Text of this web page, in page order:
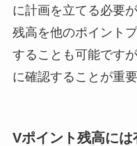
に計画を立てる必要
残高を他のポイント
することも可能です
に確認することが重要
Vポイント残高には